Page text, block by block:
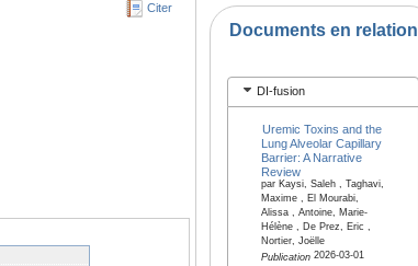
Citer
Documents en relation
DI-fusion
Uremic Toxins and the
Lung Alveolar Capillary
Barrier: A Narrative
Review
par Kaysi, Saleh , Taghavi,
Maxime , El Mourabi,
Alissa , Antoine, Marie-
Hélène , De Prez, Eric ,
Nortier, Joëlle
Publication2026-03-01